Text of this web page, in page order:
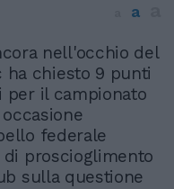
a
nell'occhio del
ha chiesto 9 punti
per il campionato
federale
proscioglimento
sulla questione